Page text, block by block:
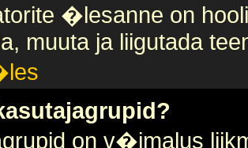
�lesanne on
muuta ja liigutada
on v�imalus